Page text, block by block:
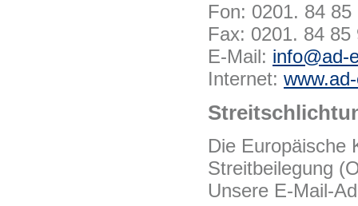
Fon: 0201. 84 85
Fax: 0201. 84 85
E-Mail: info@ad-
Internet:
Die Europäische
Streitbeilegung
Unsere E-Mail-